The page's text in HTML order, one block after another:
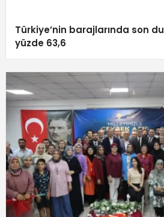
Türkiye’nin barajlarında son
yüzde 63,6